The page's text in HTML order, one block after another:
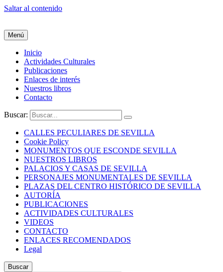
Saltar al contenido
Menú
Inicio
Actividades Culturales
Publicaciones
Enlaces de interés
Nuestros libros
Contacto
Buscar:
CALLES PECULIARES DE SEVILLA
Cookie Policy
MONUMENTOS QUE ESCONDE SEVILLA
NUESTROS LIBROS
PALACIOS Y CASAS DE SEVILLA
PERSONAJES MONUMENTALES DE SEVILLA
PLAZAS DEL CENTRO HISTÓRICO DE SEVILLA
AUTORÍA
PUBLICACIONES
ACTIVIDADES CULTURALES
VIDEOS
CONTACTO
ENLACES RECOMENDADOS
Legal
Buscar